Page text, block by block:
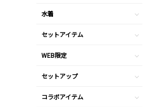
水着
セットアイテム
WEB限定
セットアップ
コラボアイテム